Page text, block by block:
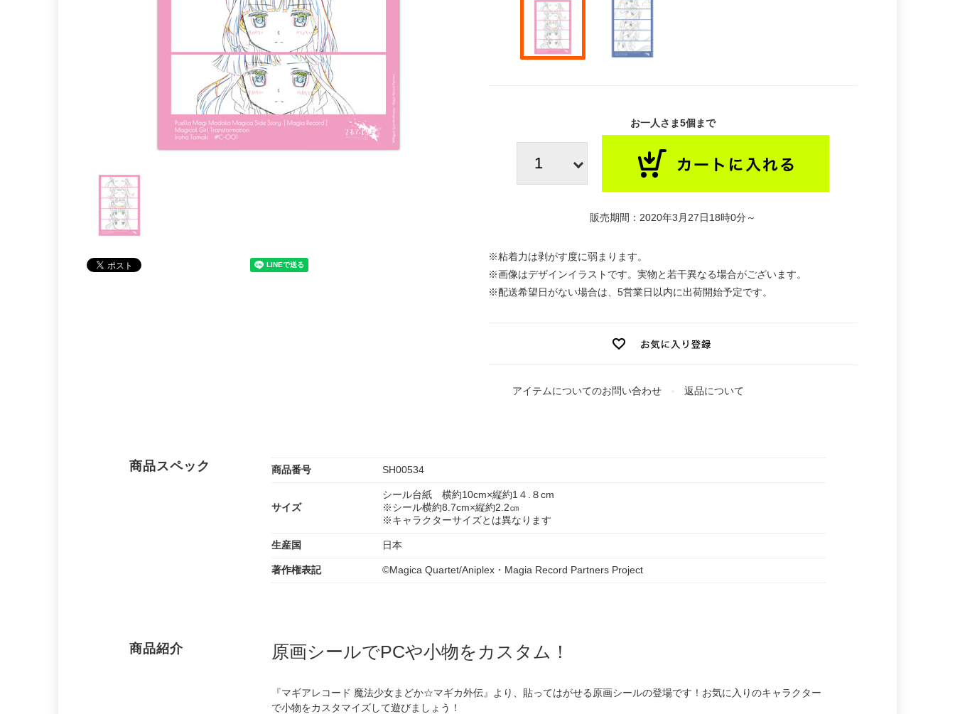
お一人さま5個まで
販売期間：2020年3月27日18時0分～
※粘着力は剥がす度に弱まります。
※画像はデザインイラストです。実物と若干異なる場合がございます。
※配送希望日がない場合は、5営業日以内に出荷開始予定です。
アイテムについてのお問い合わせ 返品について
商品スペック 商品番号 SH00534
サイズ
シール台紙 横約10cm×縦約1４.８cm
※シール横約8.7cm×縦約2.2㎝
※キャラクターサイズとは異なります
生産国 日本
著作権表記 ©Magica Quartet/Aniplex・Magia Record Partners Project
商品紹介 原画シールでPCや小物をカスタム！
『マギアレコード 魔法少女まどか☆マギカ外伝』より、貼ってはがせる原画シールの登場です！お気に入りのキャラクター
で小物をカスタマイズして遊びましょう！